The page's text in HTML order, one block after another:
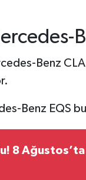
Benz
Benz EQS
8